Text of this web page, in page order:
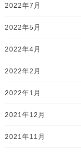
2022年7月
2022年5月
2022年4月
2022年2月
2022年1月
2021年12月
2021年11月